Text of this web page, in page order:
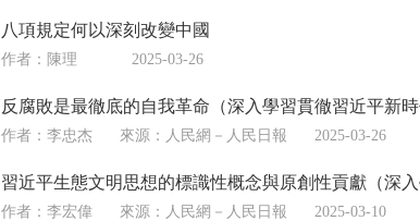
八項規定何以深刻改變中國
作者：陳理 2025-03-26
反腐敗是最徹底的自我革命（深入學習貫徹習近平新
作者：李忠杰 來源： 人民網－人民日報 2025-03-26
習近平生態文明思想的標識性概念與原創性貢獻（深
作者：李宏偉 來源： 人民網－人民日報 2025-03-10